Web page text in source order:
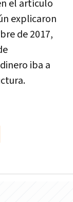
el artí­culo
explicaron
de 2017,
iba a